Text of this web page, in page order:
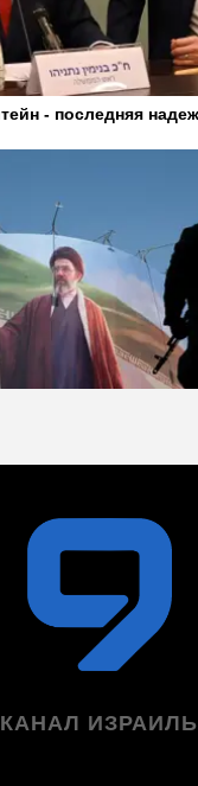
КАНАЛ ИЗРАИЛЬ